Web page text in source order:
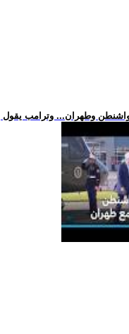
واشنطن وطهران... وترامب يقول